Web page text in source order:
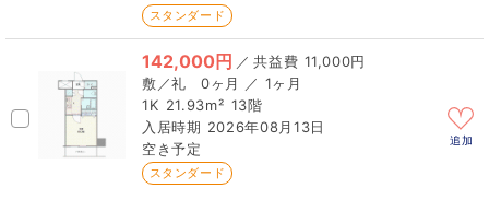
スタンダード
142,000円 ／
11,000円
0ヶ月 ／ 1ヶ月
1K 21.93m² 13階
2026年08月13日
空き予定
スタンダード
追加